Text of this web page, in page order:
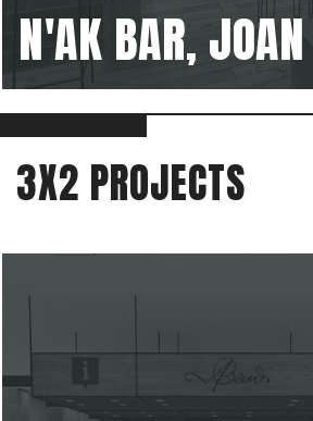
N'AK BAR,
3X2 PROJECTS